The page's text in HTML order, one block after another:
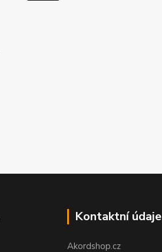
Kontaktní údaje
Akordshop.cz